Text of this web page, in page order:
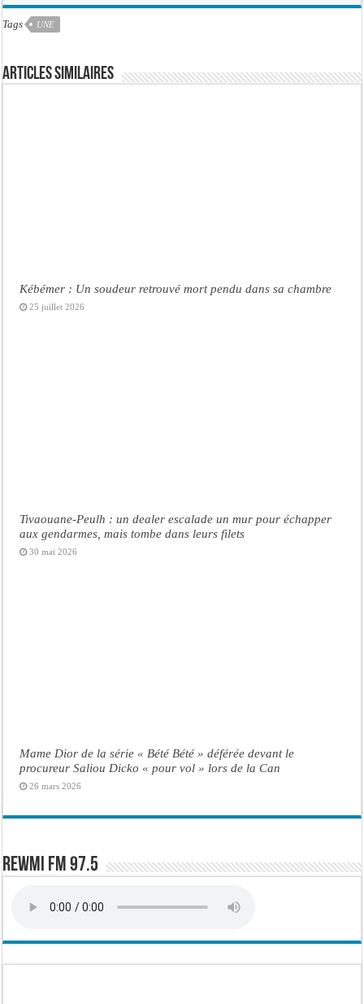
Tags UNE
Articles similaires
Kébémer : Un soudeur retrouvé mort pendu dans sa chambre
25 juillet 2026
Tivaouane-Peulh : un dealer escalade un mur pour échapper
aux gendarmes, mais tombe dans leurs filets
30 mai 2026
Mame Dior de la série « Bété Bété » déférée devant le
procureur Saliou Dicko « pour vol » lors de la Can
26 mars 2026
Rewmi FM 97.5